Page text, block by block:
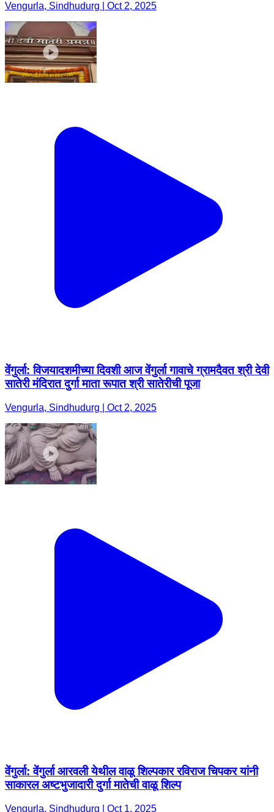
Vengurla, Sindhudurg | Oct 2, 2025
वेंगुर्ला: विजयादशमीच्या दिवशी आज वेंगुर्ला गावाचे ग्रामदैवत श्री देवी
सातेरी मंदिरात दुर्गा माता रूपात श्री सातेरीची पूजा
Vengurla, Sindhudurg | Oct 2, 2025
वेंगुर्ला: वेंगुर्ला आरवली येथील वाळू शिल्पकार रविराज चिपकर यांनी
साकारल अष्टभुजादारी दुर्गा मातेची वाळू शिल्प
Vengurla, Sindhudurg | Oct 1, 2025